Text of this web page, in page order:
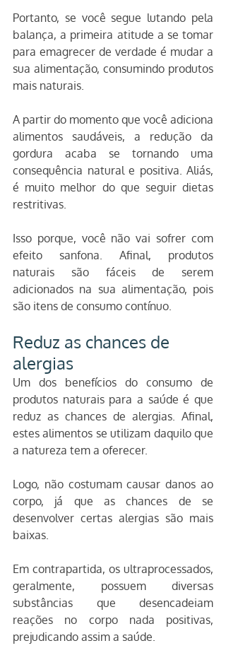
Portanto, se você segue lutando pela
balança, a primeira atitude a se tomar
para emagrecer de verdade é mudar a
sua alimentação, consumindo produtos
mais naturais.
A partir do momento que você adiciona
alimentos saudáveis, a redução da
gordura acaba se tornando uma
consequência natural e positiva. Aliás,
é muito melhor do que seguir dietas
restritivas.
Isso porque, você não vai sofrer com
efeito sanfona. Afinal, produtos
naturais são fáceis de serem
adicionados na sua alimentação, pois
são itens de consumo contínuo.
Reduz as chances de
alergias
Um dos benefícios do consumo de
produtos naturais para a saúde é que
reduz as chances de alergias. Afinal,
estes alimentos se utilizam daquilo que
a natureza tem a oferecer.
Logo, não costumam causar danos ao
corpo, já que as chances de se
desenvolver certas alergias são mais
baixas.
Em contrapartida, os ultraprocessados,
geralmente, possuem diversas
substâncias que desencadeiam
reações no corpo nada positivas,
prejudicando assim a saúde.